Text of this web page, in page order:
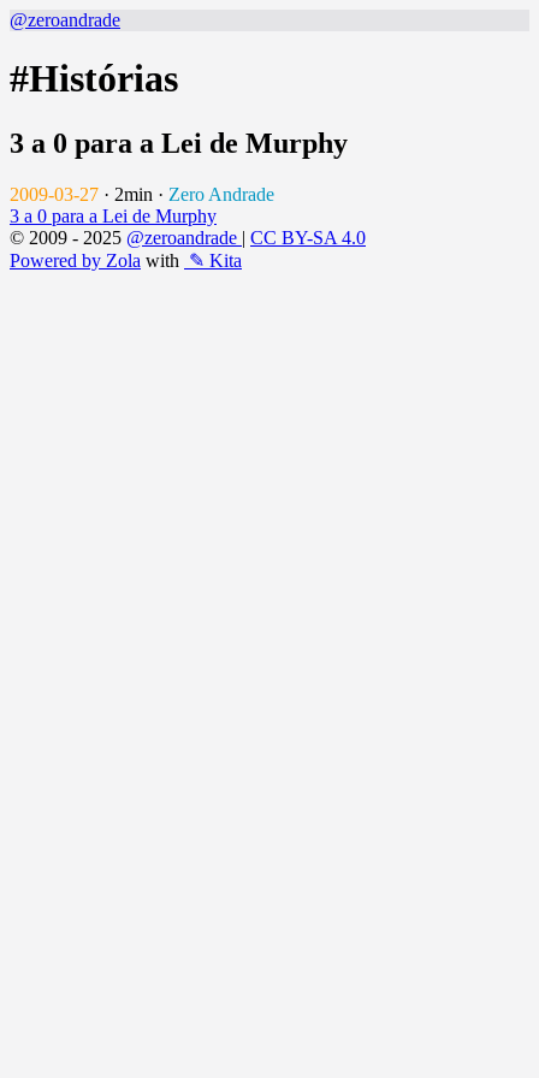
@zeroandrade
#Histórias
3 a 0 para a Lei de Murphy
2009-03-27 · 2min · Zero Andrade
3 a 0 para a Lei de Murphy
© 2009 - 2025 @zeroandrade | CC BY-SA 4.0
Powered by Zola with ✎ Kita